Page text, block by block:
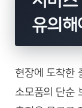
유의해
현장에 도착한
소모품의 단순